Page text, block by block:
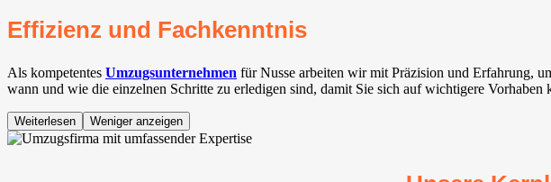
Effizienz und Fachkenntnis
Als kompetentes Umzugsunternehmen für Nusse arbeiten wir mit Präzision und Erfahrung,
wann und wie die einzelnen Schritte zu erledigen sind, damit Sie sich auf wichtigere Vorhaben
Weiterlesen Weniger anzeigen